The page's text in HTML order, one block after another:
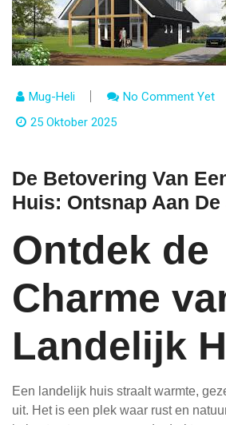
Mug-Heli
No Comment Yet
25 Oktober 2025
De Betovering Van
Huis: Ontsnap Aan
Ontdek de
Charme
Landelijk
Een landelijk huis straalt warmte,
uit. Het is een plek waar rust en